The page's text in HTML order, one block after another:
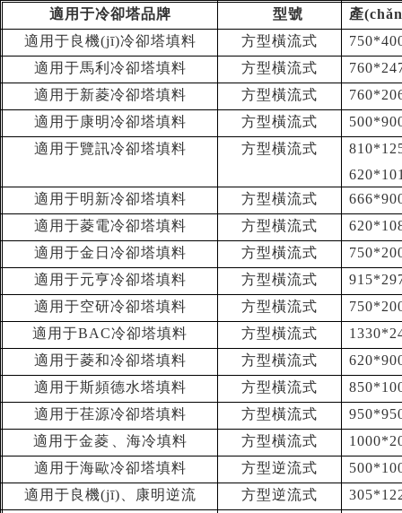
適用于冷卻塔品牌 型號
產
適用于良機(jī)冷卻塔填料
方型橫流式
適用于馬利冷卻塔填料
方型橫流式
適用于新菱冷卻塔填料
方型橫流式
適用于康明冷卻塔填料
方型橫流式
適用于覽訊冷卻塔填料
方型橫流式
適用于明新冷卻塔填料
方型橫流式
適用于菱電冷卻塔填料
方型橫流式
適用于金日冷卻塔填料
方型橫流式
適用于元亨冷卻塔填料
方型橫流式
適用于空研冷卻塔填料
方型橫流式
適用于BAC冷卻塔填料
方型橫流式
適用于菱和冷卻塔填料
方型橫流式
適用于斯頻德水塔填料
方型橫流式
適用于荏源冷卻塔填料
方型橫流式
適用于金菱、海冷填料
方型橫流式
適用于海歐冷卻塔填料
方型逆流式
適用于良機(jī)、康明逆流
方型逆流式